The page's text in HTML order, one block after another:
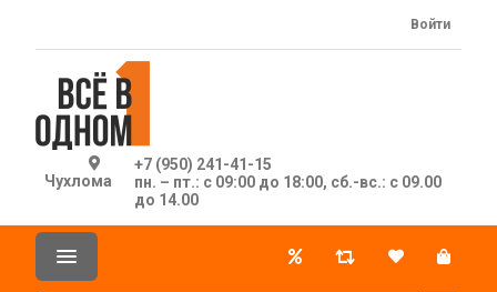
Чухлома
+7 (950) 241-41-15
пн. – пт.: с 09:00 до 18:00, сб.-вс.: с 09.00
до 14.00
Войти